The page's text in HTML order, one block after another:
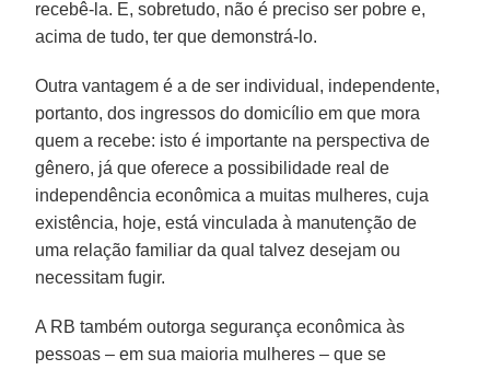
recebê-la. E, sobretudo, não é preciso ser pobre e,
acima de tudo, ter que demonstrá-lo.
Outra vantagem é a de ser individual, independente,
portanto, dos ingressos do domicílio em que mora
quem a recebe: isto é importante na perspectiva de
gênero, já que oferece a possibilidade real de
independência econômica a muitas mulheres, cuja
existência, hoje, está vinculada à manutenção de
uma relação familiar da qual talvez desejam ou
necessitam fugir.
A RB também outorga segurança econômica às
pessoas – em sua maioria mulheres – que se